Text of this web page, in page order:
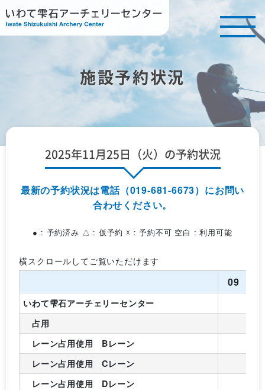
施設予約状況
2025年11月25日（火）の予約状況
最新の予約状況は電話（019-681-6673）にお問い
合わせください。
● : 予約済み △ : 仮予約 ☓ : 予約不可 空白 : 利用可能
09
いわて雫石アーチェリーセンター
占用
レーン占用使用 Bレーン
レーン占用使用 Cレーン
レーン占用使用 Dレーン